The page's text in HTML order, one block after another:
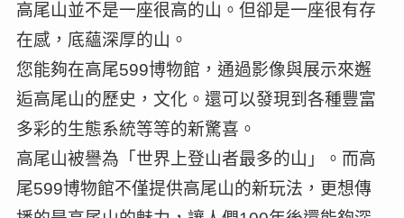
高尾山並不是一座很高的山。但卻是一座很有存
在感，底蘊深厚的山。
您能夠在高尾599博物館，通過影像與展示來邂
逅高尾山的歷史，文化。還可以發現到各種豐富
多彩的生態系統等等的新驚喜。
高尾山被譽為「世界上登山者最多的山」。而高
尾599博物館不僅提供高尾山的新玩法，更想傳